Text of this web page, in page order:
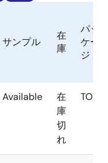
サンプル
在
庫
パッ
ケー
ジ
Available
在
庫
切
れ
TOLT